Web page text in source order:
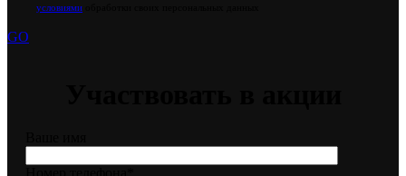
условиями
GO